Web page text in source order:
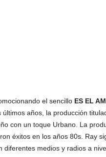
el sencillo ES EL
años, la producción
con un toque Urbano. La
éxitos en los años 80s. Ray
medios y radios a